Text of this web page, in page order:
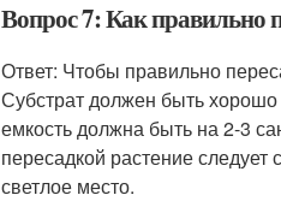
Вопрос 7: Как правильно
Ответ: Чтобы правильно
Субстрат должен быть
емкость должна быть на 2-3
пересадкой растение следует
светлое место.